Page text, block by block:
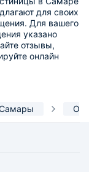
для своих
Для вашего
указано
отзывы,
онлайн